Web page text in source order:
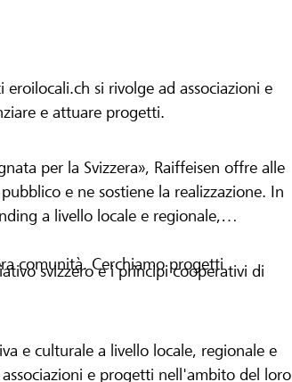
si rivolge ad associazioni e
e attuare progetti.
per la Svizzera», Raiffeisen offre alle
e ne sostiene la realizzazione. In
a livello locale e regionale,
comunità. Cerchiamo progetti
svizzero e i principi cooperativi di
e culturale a livello locale, regionale e
e progetti nell'ambito del loro